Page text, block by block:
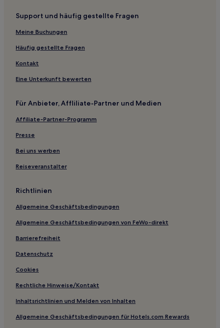
Support und häufig gestellte Fragen
Meine Buchungen
Häufig gestellte Fragen
Kontakt
Eine Unterkunft bewerten
Für Anbieter, Affliliate-Partner und Medien
Affiliate-Partner-Programm
Presse
Bei uns werben
Reiseveranstalter
Richtlinien
Allgemeine Geschäftsbedingungen
Allgemeine Geschäftsbedingungen von FeWo-direkt
Barrierefreiheit
Datenschutz
Cookies
Rechtliche Hinweise/Kontakt
Inhaltsrichtlinien und Melden von Inhalten
Allgemeine Geschäftsbedingungen für Hotels.com Rewards